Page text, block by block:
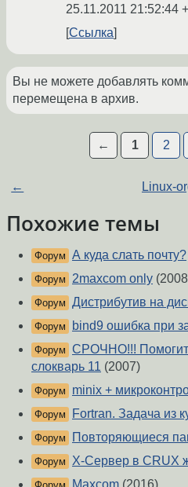
25.11.2011 21:52:44
Ссылка
Вы не можете добавлять
перемещена в архив.
← 1 2
← Linux-
Похожие темы
Форум А куда слать почту?
Форум 2maxcom only
Форум Дистрибутив на
Форум bind9 ошибка при
Форум СРОЧНО!!!
слокварь 11 (2007)
Форум minix +
Форум Fortran. Задача из
Форум Повторяющиеся
Форум X-Сервер в CRUX
Maxcom (2016)